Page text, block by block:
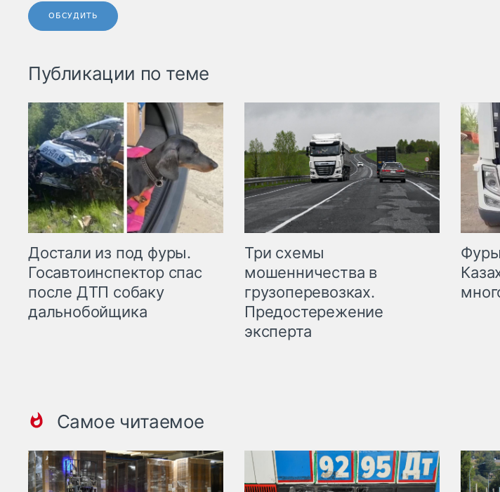
ОБСУДИТЬ
Публикации по теме
Достали из под фуры.
Госавтоинспектор спас
после ДТП собаку
дальнобойщика
Три схемы
мошенничества в
грузоперевозках.
Предостережение
эксперта
Самое читаемое